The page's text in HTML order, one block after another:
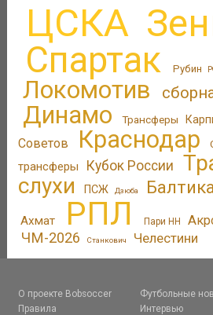
ЦСКА
Спартак Рубин
Локомотив
Динамо Трансферы
Советов
Краснодар
трансферы
Кубок России
слухи
ПСЖ Дзюба
Ахмат РПЛ Пари НН
ЧМ-2026 Станкович Челестини
О проекте Bobsoccer
Правила
Футбольные
Интервью